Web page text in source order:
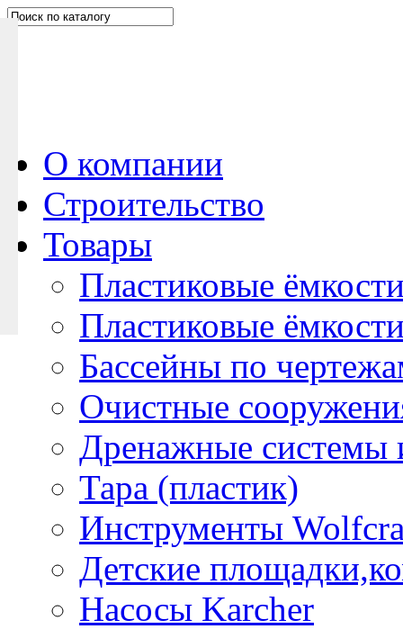
О компании
Строительство
Товары
Пластиковые
Пластиковые
Бассейны по
Очистные
Дренажные системы
Тара (пластик)
Инструменты
Детские
Насосы Karcher